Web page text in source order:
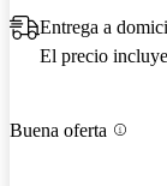
Entrega a
El precio
Buena oferta